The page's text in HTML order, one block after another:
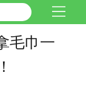
毛巾一